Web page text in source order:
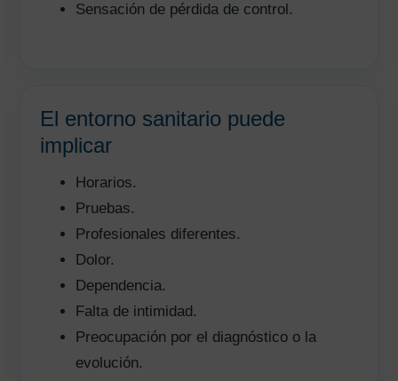
Sensación de pérdida de control.
El entorno sanitario puede
implicar
Horarios.
Pruebas.
Profesionales diferentes.
Dolor.
Dependencia.
Falta de intimidad.
Preocupación por el diagnóstico o la
evolución.